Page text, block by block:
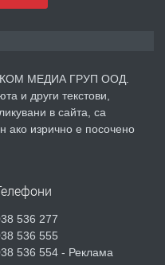
преди 4 дни
в гр. Хасково кв.
НА МЕБЕЛИ.
МЕДИА ГРУП ООД.
и други текстови,
в сайта, са
ако изрично е посочено
536 277
536 555
536 554 - Реклама